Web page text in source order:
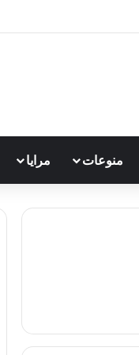
منوعات مرايا